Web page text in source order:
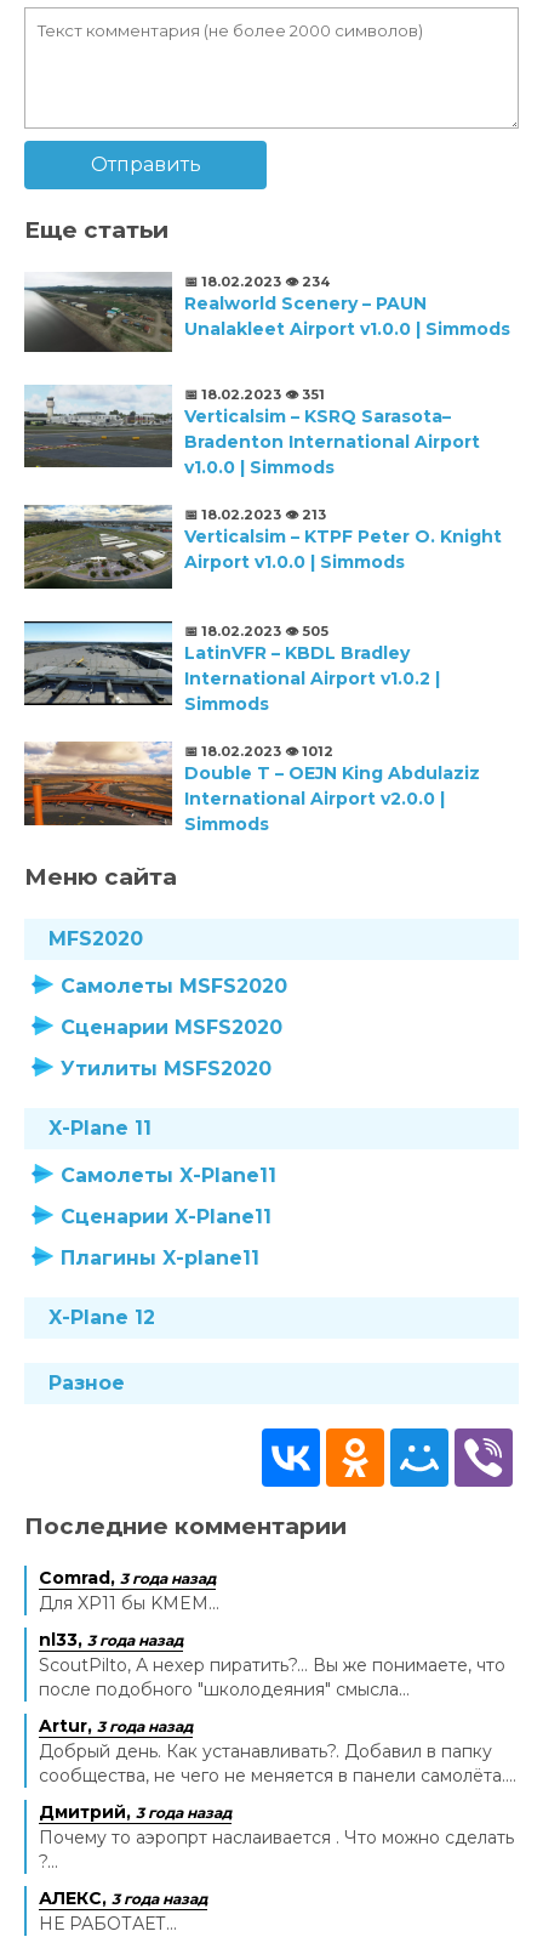
Отправить
Еще статьи
📅 18.02.2023 👁️ 234
Realworld Scenery – PAUN
Unalakleet Airport v1.0.0 | Simmods
📅 18.02.2023 👁️ 351
Verticalsim – KSRQ Sarasota–
Bradenton International Airport
v1.0.0 | Simmods
📅 18.02.2023 👁️ 213
Verticalsim – KTPF Peter O. Knight
Airport v1.0.0 | Simmods
📅 18.02.2023 👁️ 505
LatinVFR – KBDL Bradley
International Airport v1.0.2 |
Simmods
📅 18.02.2023 👁️ 1012
Double T – OEJN King Abdulaziz
International Airport v2.0.0 |
Simmods
Меню сайта
MFS2020
Самолеты MSFS2020
Сценарии MSFS2020
Утилиты MSFS2020
X-Plane 11
Самолеты X-Plane11
Сценарии X-Plane11
Плагины X-plane11
X-Plane 12
Разное
Последние комментарии
Comrad, 3 года назад
Для XP11 бы KMEM...
nl33, 3 года назад
ScoutPilto, А нехер пиратить?... Вы же понимаете, что
после подобного "школодеяния" смысла...
Artur, 3 года назад
Добрый день. Как устанавливать?. Добавил в папку
сообщества, не чего не меняется в панели самолёта....
Дмитрий, 3 года назад
Почему то аэропрт наслаивается . Что можно сделать
?...
АЛЕКС, 3 года назад
НЕ РАБОТАЕТ...